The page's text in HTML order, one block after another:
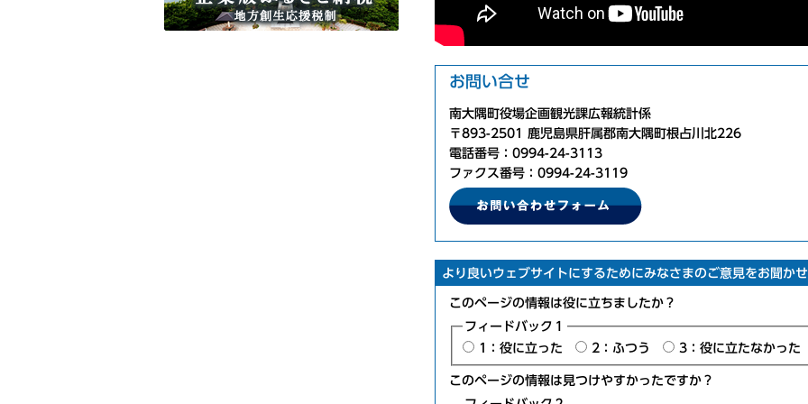
お問い合せ
南大隅町役場企画観光課広報統計係
〒893-2501 鹿児島県肝属郡南大隅町根占川北226
電話番号：0994-24-3113
ファクス番号：0994-24-3119
より良いウェブサイトにするためにみなさまのご意見をお聞か
このページの情報は役に立ちましたか？
フィードバック１
1：役に立った
2：ふつう 3：役に立たなかった
このページの情報は見つけやすかったですか？